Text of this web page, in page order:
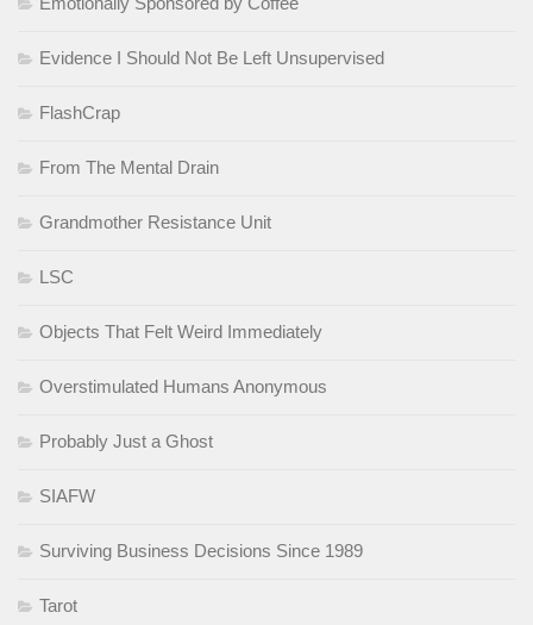
Evidence I Should Not Be Left Unsupervised
FlashCrap
From The Mental Drain
Grandmother Resistance Unit
LSC
Objects That Felt Weird Immediately
Overstimulated Humans Anonymous
Probably Just a Ghost
SIAFW
Surviving Business Decisions Since 1989
Tarot